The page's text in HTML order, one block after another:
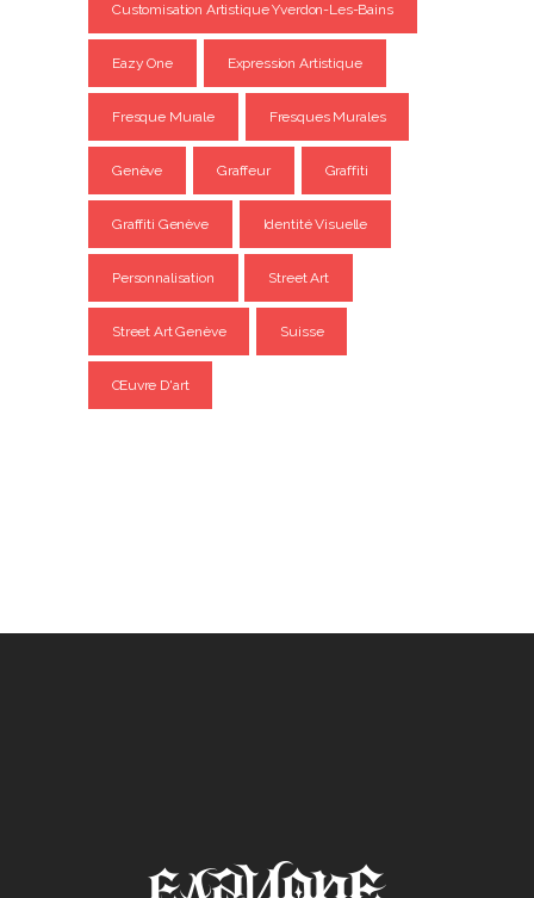
Customisation Artistique Yverdon-Les-Bains
Eazy One Expression Artistique
Fresque Murale Fresques Murales
Genève Graffeur Graffiti
Graffiti Genève Identité Visuelle
Personnalisation Street Art
Street Art Genève Suisse
Œuvre D'art